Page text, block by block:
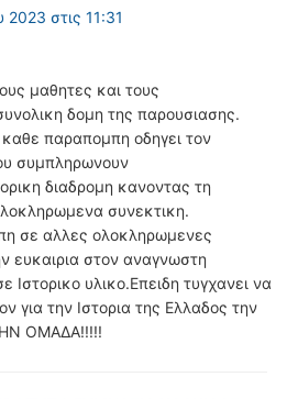
στις 11:31
μαθητες και τους
δομη της παρουσιασης.
καθε παραπομπη οδηγει τον
συμπληρωνουν
διαδρομη κανοντας τη
συνεκτικη.
σε αλλες ολοκληρωμενες
ευκαιρια στον αναγνωστη
Ιστορικο υλικο.Επειδη τυγχανει να
για την Ιστορια της Ελλαδος την
ΟΜΑΔΑ!!!!!